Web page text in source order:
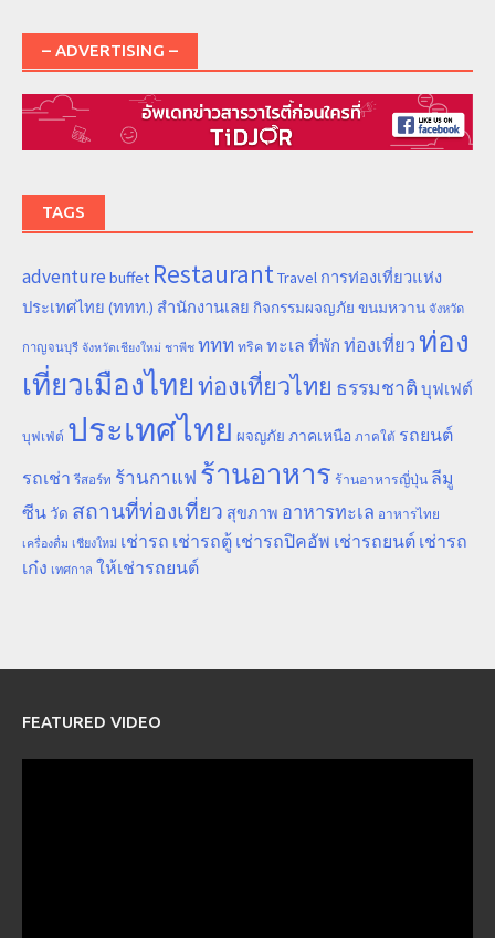
– ADVERTISING –
TAGS
adventure buffet RestaurantTravel การท่องเที่ยวแห่ง
ประเทศไทย (ททท.) สำนักงานเลย กิจกรรมผจญภัย ขนมหวาน จังหวัด
กาญจนบุรี จังหวัดเชียงใหม่ ชาพีช ททท ทริค ทะเล ที่พัก ท่องเที่ยวท่อง
เที่ยวเมืองไทยท่องเที่ยวไทย ธรรมชาติ บุฟเฟต์
บุฟเฟ่ต์ ประเทศไทย ผจญภัย ภาคเหนือ ภาคใต้ รถยนต์
รถเช่า รีสอร์ท ร้านกาแฟ ร้านอาหาร ร้านอาหารญี่ปุ่น ลีมู
ซีน วัด สถานที่ท่องเที่ยว สุขภาพ อาหารทะเล อาหารไทย
เครื่องดื่ม เชียงใหม่ เช่ารถ เช่ารถตู้ เช่ารถปิคอัพ เช่ารถยนต์ เช่ารถ
เก๋ง เทศกาล ให้เช่ารถยนต์
FEATURED VIDEO